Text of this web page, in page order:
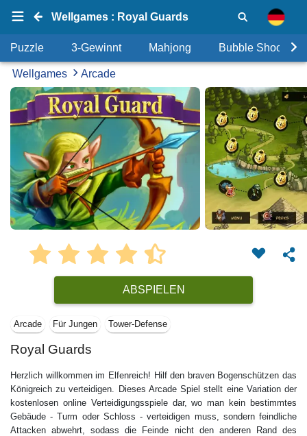
Wellgames : Royal Guards
Puzzle 3-Gewinnt Mahjong Bubble Shooter
Wellgames Arcade
ABSPIELEN
Arcade Für Jungen Tower-Defense
Royal Guards
Herzlich willkommen im Elfenreich! Hilf den braven Bogenschützen das
Königreich zu verteidigen. Dieses Arcade Spiel stellt eine Variation der
kostenlosen online Verteidigungsspiele dar, wo man kein bestimmtes
Gebäude - Turm oder Schloss - verteidigen muss, sondern feindliche
Attacken abwehrt, sodass die Feinde nicht den anderen Rand des